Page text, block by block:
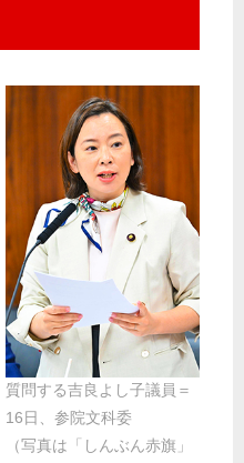
質問する吉良よし子議員＝
16日、参院文科委
（写真は「しんぶん赤旗」